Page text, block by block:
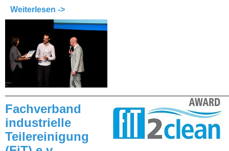
Weiterlesen ->
Fachverband
industrielle
Teilereinigung